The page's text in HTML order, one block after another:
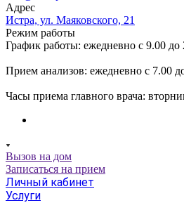
Адрес
Истра, ул. Маяковского, 21
Режим работы
График работы: ежедневно с 9.00 до
Прием анализов: ежедневно с 7.00
Часы приема главного врача:
Вызов на дом
Записаться на прием
Личный кабинет
Услуги